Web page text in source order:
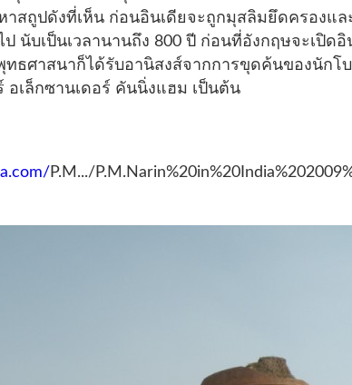
าสถูปดังที่เห็น ก่อนอินเดียจะถูกมุสลิมยึดครองแ
ป นับเป็นเวลานานถึง 800 ปี ก่อนที่อังกฤษจะเปิด
ทธศาสนาก็ได้รับอานิสงส์จากการขุดค้นของนักโ
อเล็กซานเดอร์ คันนิ่งแฮม เป็นต้น
P.M.../